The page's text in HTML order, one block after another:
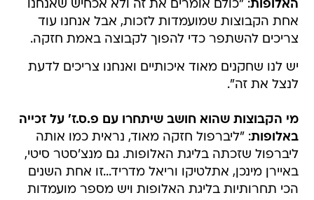
האלופות: "כולם אומרים את זה ולא אכחיש שאנחנו
אחת הקבוצות שמועמדות לזכות, אבל אנחנו עוד
צריכים להשתפר כדי להפוך לקבוצה באמת חזקה.
יש לנו שחקנים מאוד איכותיים ואנחנו צריכים לדעת
לנצל את זה".
מי הקבוצות שהוא חושב שיתחרו עם פ.ס.ז' על זכייה
באלופות: "ליברפול חזקה מאוד, נראית כמו אותה
ליברפול שזכתה בליגת האלופות. גם מנצ'סטר סיטי,
באיירן מינכן, אתלטיקו וריאל מדריד...זו אחת השנים
הכי תחרותיות בליגת האלופות ויש מספר מועמדות